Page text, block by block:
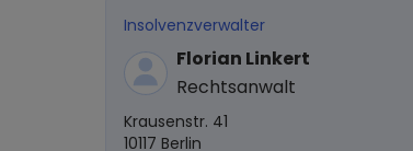
Insolvenzverwalter
Florian Linkert
Rechtsanwalt
Krausenstr. 41
10117 Berlin